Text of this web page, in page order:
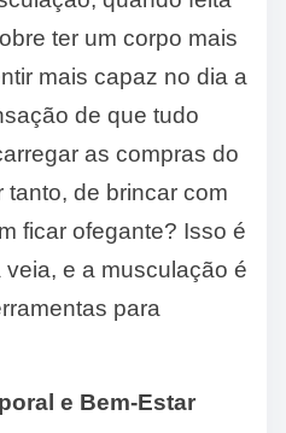
ter um corpo mais
mais capaz no dia a
de que tudo
as compras do
de brincar com
ficar ofegante? Isso é
e a musculação é
para
e Bem-Estar